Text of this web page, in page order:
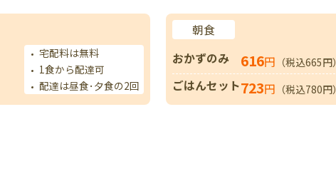
宅配料は無料
1食から配達可
配達は昼食･夕食の2回
朝食
おかずのみ
616円 （税込665円）
ごはんセット723円 （税込780円）